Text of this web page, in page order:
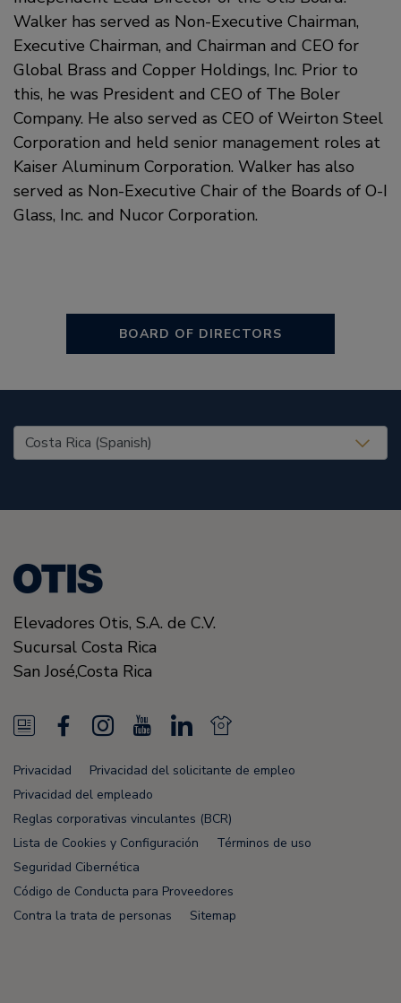
Walker has served as Non-Executive Chairman,
Executive Chairman, and Chairman and CEO for
Global Brass and Copper Holdings, Inc. Prior to
this, he was President and CEO of The Boler
Company. He also served as CEO of Weirton Steel
Corporation and held senior management roles at
Kaiser Aluminum Corporation. Walker has also
served as Non-Executive Chair of the Boards of O-I
Glass, Inc. and Nucor Corporation.
BOARD OF DIRECTORS
United States (EN)
Elevadores Otis, S.A. de C.V.
Sucursal Costa Rica
San José,Costa Rica
N
e
w
s
F
e
e
c
e
b
o
o
I
n
s
t
a
g
r
o
T
u
b
e
L
k
e
d
i
N
e
F
e
e
Privacidad
Privacidad del solicitante de empleo
Privacidad del empleado
Reglas corporativas vinculantes (BCR)
Lista de Cookies y Configuración
Términos de uso
Seguridad Cibernética
Código de Conducta para Proveedores
Contra la trata de personas
Sitemap